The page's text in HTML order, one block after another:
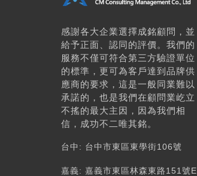
感謝各大企業選擇成銘顧問，並
給予正面、認同的評價。我們的
服務不僅可符合第三方驗證單位
的標準，更可為客戶達到品牌供
應商的要求，這是一般同業難以
承諾的，也是我們在顧問業屹立
不搖的最大主因，因為我們相
信，成功不二唯其銘。
台中: 台中市東區東學街106號​
嘉義: 嘉義市東區林森東路151號E